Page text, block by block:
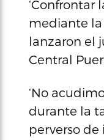
‘Confrontar
mediante la
lanzaron el
Central
‘No
durante la
perverso